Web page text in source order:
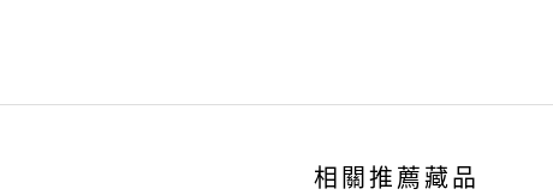
相關推薦藏品